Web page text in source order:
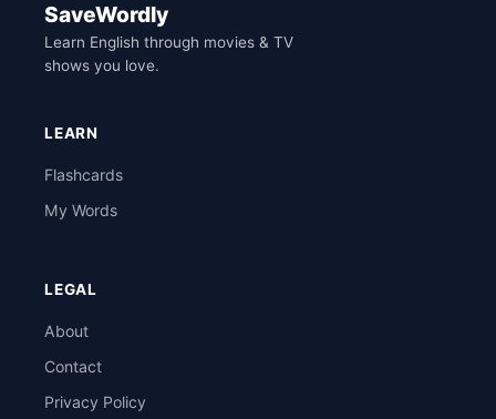
SaveWordly
Learn English through movies & TV
shows you love.
LEARN
Flashcards
My Words
LEGAL
About
Contact
Privacy Policy